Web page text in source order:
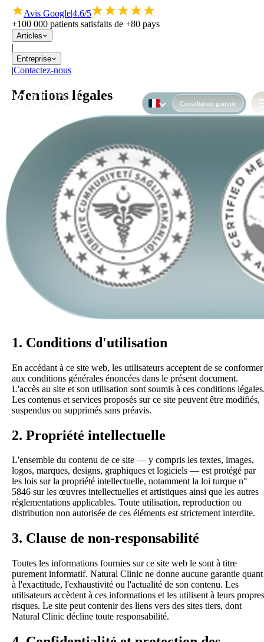
Avis Google|4.6/5
+100 000 patients satisfaits de +80 pays
Articles
|
Entreprise
|Contactez-nous
Consultation gratuite
Mentions légales
1. Conditions d'utilisation
En accédant à ce site web, les utilisateurs acceptent de se conformer
aux conditions générales énoncées dans le présent document.
L'accès au site et son utilisation sont soumis à ces conditions
Les contenus et services proposés sur ce site peuvent être modifiés,
suspendus ou supprimés sans préavis.
2. Propriété intellectuelle
L'ensemble du contenu de ce site — y compris les textes, images,
logos, marques, designs, graphiques et logiciels — est protégé par
les lois sur la propriété intellectuelle, notamment la loi turque n°
5846 sur les œuvres intellectuelles et artistiques ainsi que les autres
réglementations applicables. Toute utilisation, reproduction ou
distribution non autorisée de ces éléments est strictement interdite.
3. Clause de non-responsabilité
Toutes les informations fournies sur ce site web le sont à titre
purement informatif. Natural Clinic ne donne aucune garantie quant
à l'exactitude, l'exhaustivité ou l'actualité de son contenu. Les
utilisateurs accèdent à ces informations et les utilisent à leurs propres
risques. Le site peut contenir des liens vers des sites tiers, dont
Natural Clinic décline toute responsabilité.